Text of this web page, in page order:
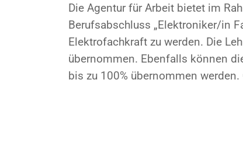
Die Agentur für Arbeit bietet im
Berufsabschluss „Elektroniker/in
Elektrofachkraft zu werden. Die
übernommen. Ebenfalls können
bis zu 100% übernommen werden.